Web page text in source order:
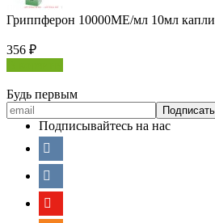
Гриппферон 10000МЕ/мл 10мл капли
356 ₽
Будь первым
Подписывайтесь на нас